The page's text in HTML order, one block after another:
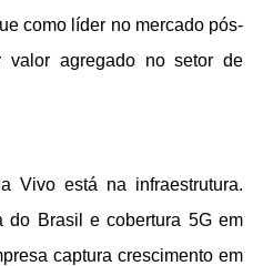
como líder no mercado pós-
valor agregado no setor de
Vivo está na infraestrutura.
do Brasil e cobertura 5G em
captura crescimento em